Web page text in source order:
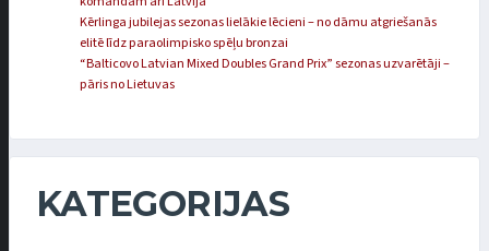
Kērlinga jubilejas sezonas lielākie lēcieni – no dāmu atgriešanās
elitē līdz paraolimpisko spēļu bronzai
“Balticovo Latvian Mixed Doubles Grand Prix” sezonas uzvarētāji –
pāris no Lietuvas
KATEGORIJAS